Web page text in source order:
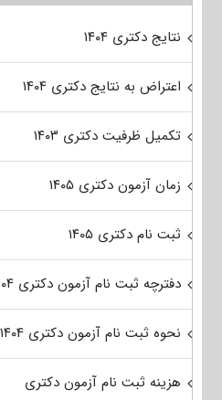
نتایج دکتری ۱۴۰۴
اعتراض به نتایج دکتری ۱۴۰۴
تکمیل ظرفیت دکتری ۱۴۰۳
زمان آزمون دکتری ۱۴۰۵
ثبت نام دکتری ۱۴۰۵
دفترچه ثبت نام آزمون دکتری ۱۴۰۴
نحوه ثبت نام آزمون دکتری ۱۴۰۴
هزینه ثبت نام آزمون دکتری